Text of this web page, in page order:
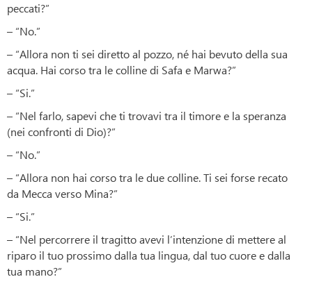
peccati?”
– “No.”
– “Allora non ti sei diretto al pozzo, né hai bevuto della sua
acqua. Hai corso tra le colline di Safa e Marwa?”
– “Si.”
– “Nel farlo, sapevi che ti trovavi tra il timore e la speranza
(nei confronti di Dio)?”
– “No.”
– “Allora non hai corso tra le due colline. Ti sei forse recato
da Mecca verso Mina?”
– “Si.”
– “Nel percorrere il tragitto avevi l’intenzione di mettere al
riparo il tuo prossimo dalla tua lingua, dal tuo cuore e dalla
tua mano?”